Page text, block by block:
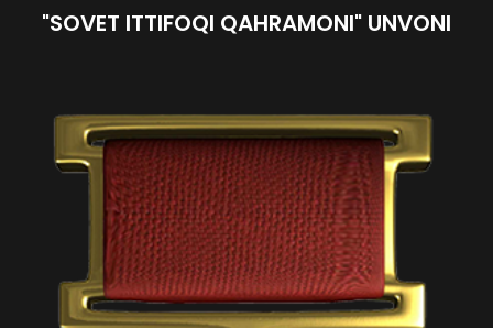
"SOVET ITTIFOQI QAHRAMONI" UNVONI